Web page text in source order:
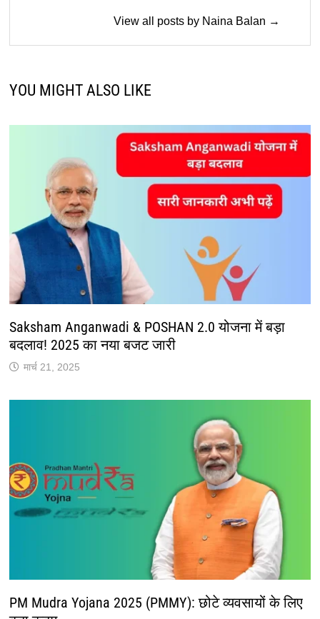
View all posts by Naina Balan →
YOU MIGHT ALSO LIKE
Saksham Anganwadi & POSHAN 2.0 योजना में बड़ा
बदलाव! 2025 का नया बजट जारी
मार्च 21, 2025
PM Mudra Yojana 2025 (PMMY): छोटे व्यवसायों के लिए